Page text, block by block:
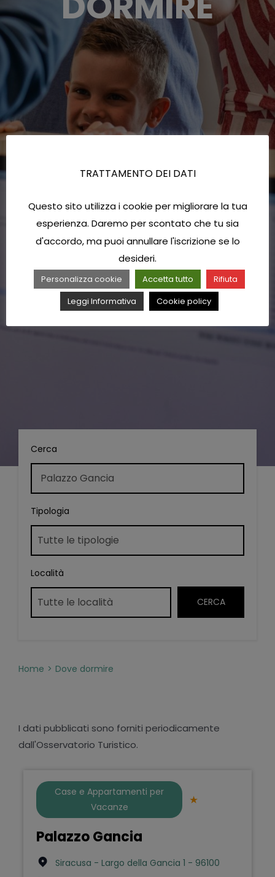
Cerca
Tipologia
Località
Home Dove dormire
I dati pubblicati sono forniti periodicamente
dall'Osservatorio Turistico.
Case e Appartamenti per
Vacanze
Palazzo Gancia
Siracusa - Largo della Gancia 1 - 96100
TRATTAMENTO DEI DATI
Questo sito utilizza i cookie per migliorare la tua
esperienza. Daremo per scontato che tu sia
d'accordo, ma puoi annullare l'iscrizione se lo
desideri.
Personalizza cookie Accetta tutto
Rifiuta
Leggi Informativa
Cookie policy